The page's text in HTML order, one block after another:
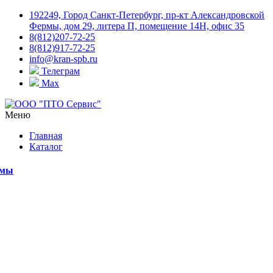
192249, Город Санкт-Петербург, пр-кт Александровской
Фермы, дом 29, литера П, помещение 14Н, офис 35
8(812)207-72-25
8(812)917-72-25
info@kran-spb.ru
Телеграм
Max
Меню
Главная
Каталог